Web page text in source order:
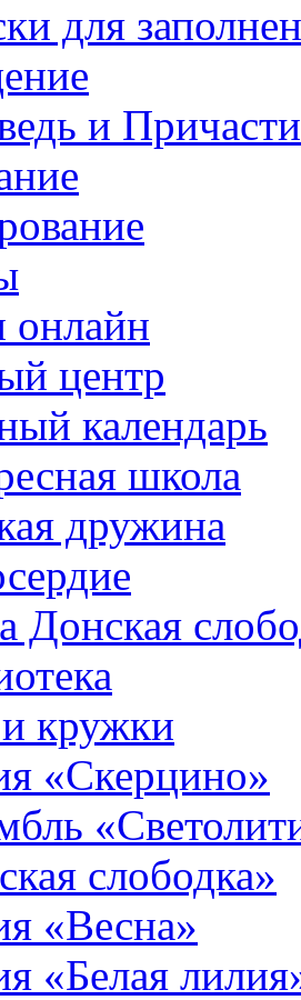
для
и
онлайн
центр
календарь
школа
дружина
Донская
кружки
«Скерцино»
слободка»
«Весна»
«Белая